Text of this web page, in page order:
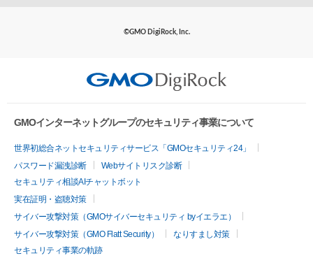
©GMO DigiRock, Inc.
GMOインターネットグループのセキュリティ事業について
世界初総合ネットセキュリティサービス「GMOセキュリティ24」
パスワード漏洩診断
Webサイトリスク診断
セキュリティ相談AIチャットボット
実在証明・盗聴対策
サイバー攻撃対策（GMOサイバーセキュリティ byイエラエ）
サイバー攻撃対策（GMO Flatt Security）
なりすまし対策
セキュリティ事業の軌跡